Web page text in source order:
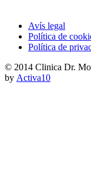
Avís legal
Política de
Política de
© 2014 Clinica Dr.
by Activa10